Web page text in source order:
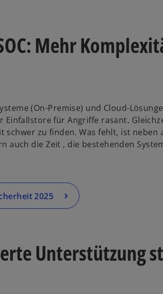
Mehr
(On-Premise) und Cloud-
für Angriffe rasant.
zu finden. Was fehlt, ist neben
auch die Zeit , die bestehenden
2025
Unterstützung